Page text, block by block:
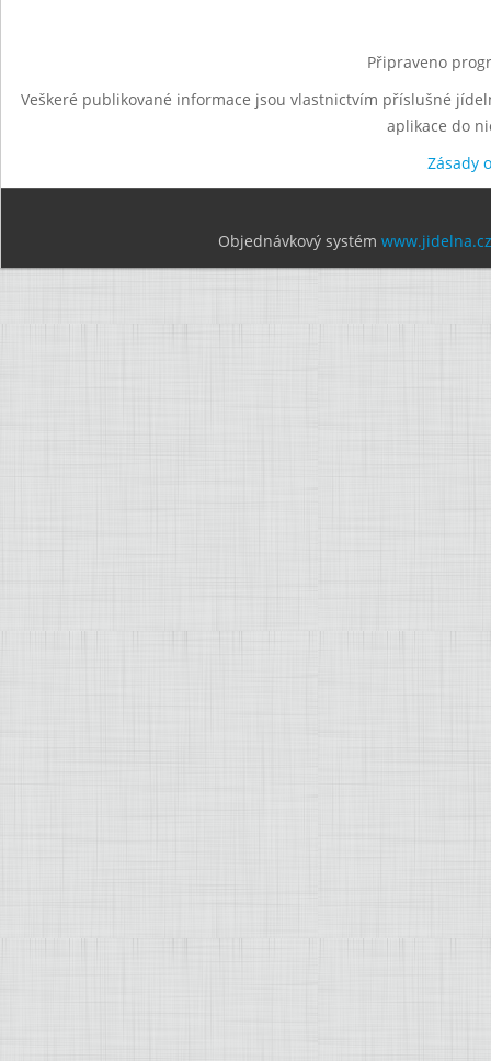
Připraveno
Veškeré publikované informace jsou vlastnictvím příslušné
aplikace do
Zásady
Objednávkový systém www.jidelna.cz